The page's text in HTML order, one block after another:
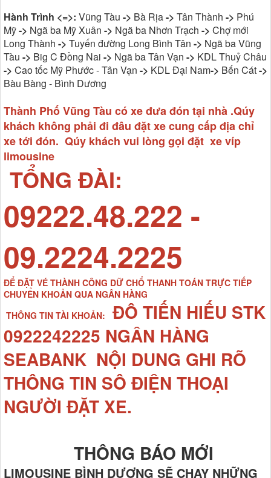
Hành Trình <=>: Vũng Tàu -> Bà Rịa-> Tân Thành -> Phú
Mỹ-> Ngã ba Mỹ Xuân -> Ngã ba Nhơn Trạch -> Chợ mới
Long Thành -> Tuyến đường Long Bình Tân -> Ngã ba Vũng
Tàu -> Big C Đồng Nai -> Ngã ba Tân Vạn -> KDL Thuỷ Châu
-> Cao tốc Mỹ Phước - Tân Vạn -> KDL Đại Nam-> Bến Cát->
Bàu Bàng - Bình Dương
Thành Phố Vũng Tàu có xe đưa đón tại nhà .Qúy
khách không phải đi đâu đặt xe cung cấp địa chỉ
xe tới đón. Qúy khách vui lòng gọi đặt xe víp
limousine
TỔNG ĐÀI:
09222.48.222 -
09.2224.2225
ĐỂ ĐẶT VÉ THÀNH CÔNG DỮ CHỔ THANH TOÁN TRỰC TIẾP
CHUYỂN KHOẢN QUA NGÂN HÀNG
THÔNG TIN TÀI KHOẢN:
ĐÔ TIẾN HIẾU STK
0922242225 NGÂN HÀNG
SEABANK NỘI DUNG GHI RÕ
THÔNG TIN SÔ ĐIỆN THOẠI
NGƯỜI ĐẶT XE.
THÔNG BÁO MỚI
LIMOUSINE BÌNH DƯƠNG SẼ CHẠY NHỮNG